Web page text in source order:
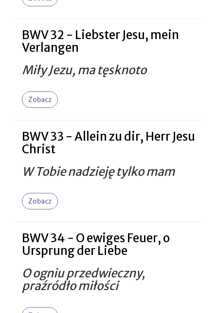
BWV 32 - Liebster Jesu, mein
Verlangen
Miły Jezu, ma tęsknoto
Zobacz
BWV 33 - Allein zu dir, Herr Jesu
Christ
W Tobie nadzieję tylko mam
Zobacz
BWV 34 - O ewiges Feuer, o
Ursprung der Liebe
O ogniu przedwieczny,
praźródło miłości